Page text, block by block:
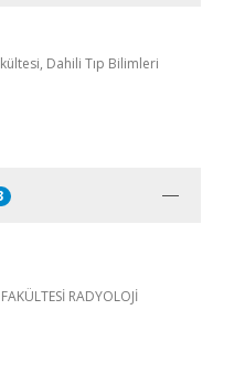
Dahili Tıp Bilimleri
RADYOLOJİ